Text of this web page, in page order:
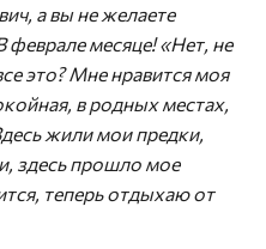
а вы не желаете
феврале месяце! «Нет, не
это? Мне нравится моя
в родных местах,
жили мои предки,
здесь прошло мое
теперь отдыхаю от